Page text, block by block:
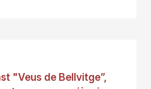
"Veus de Bellvitge”,